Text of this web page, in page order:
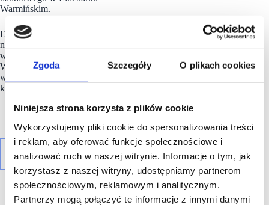
Zgoda Szczegóły O plikach cookies
Niniejsza strona korzysta z plików cookie
Wykorzystujemy pliki cookie do spersonalizowania treści
i reklam, aby oferować funkcje społecznościowe i
analizować ruch w naszej witrynie. Informacje o tym, jak
korzystasz z naszej witryny, udostępniamy partnerom
społecznościowym, reklamowym i analitycznym.
Partnerzy mogą połączyć te informacje z innymi danymi
Warmińskim.
Deweloper serdecznie zaprasza do spotkań podczas
najbliższych targach
w dniach 9-10 kwietnia 2024 roku, na stadionie Legii
Warszawa. To doskonała okazja, aby omówić szczegółowo
wszystkie projekty oraz podyskutować o potencjalnych
kierunkach współpracy.